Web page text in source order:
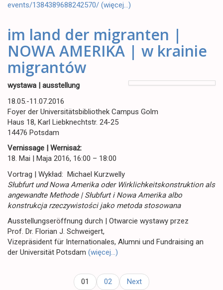
events/1384389688242570/ (więcej…)
im land der migranten |
NOWA AMERIKA | w krainie
migrantów
wystawa | ausstellung
18.05.-11.07.2016
Foyer der Universitätsbibliothek Campus Golm
Haus 18, Karl Liebknechtstr. 24-25
14476 Potsdam
Vernissage | Wernisaż:
18. Mai | Maja 2016, 16:00 – 18:00
Vortrag | Wykład: Michael Kurzwelly
Słubfurt und Nowa Amerika oder Wirklichkeitskonstruktion als
angewandte Methode | Słubfurt i Nowa Amerika albo
konstrukcja rzeczywistości jako metoda stosowana
Ausstellungseröffnung durch | Otwarcie wystawy przez
Prof. Dr. Florian J. Schweigert,
Vizepräsident für Internationales, Alumni und Fundraising an
der Universität Potsdam (więcej…)
01 02 Next